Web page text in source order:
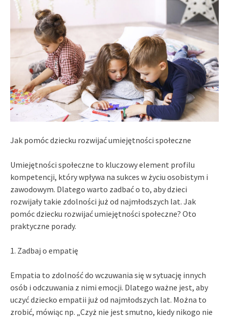
Jak pomóc dziecku rozwijać umiejętności społeczne
Umiejętności społeczne to kluczowy element profilu
kompetencji, który wpływa na sukces w życiu osobistym i
zawodowym. Dlatego warto zadbać o to, aby dzieci
rozwijały takie zdolności już od najmłodszych lat. Jak
pomóc dziecku rozwijać umiejętności społeczne? Oto
praktyczne porady.
1. Zadbaj o empatię
Empatia to zdolność do wczuwania się w sytuację innych
osób i odczuwania z nimi emocji. Dlatego ważne jest, aby
uczyć dziecko empatii już od najmłodszych lat. Można to
zrobić, mówiąc np. „Czyż nie jest smutno, kiedy nikogo nie